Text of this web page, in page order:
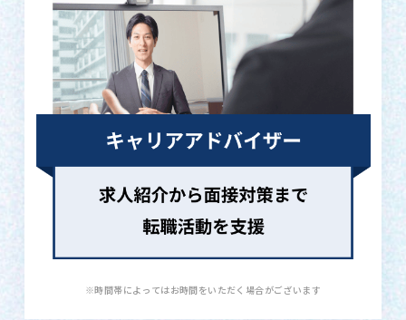
※時間帯によってはお時間をいただく場合がございます